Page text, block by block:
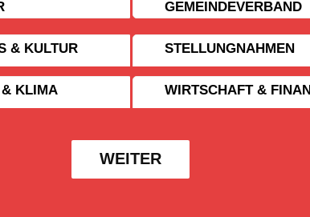
GEMEINDE­VERBAND
& KULTUR STELLUNGNAHMEN
& KLIMA WIRTSCHAFT &
WEITER